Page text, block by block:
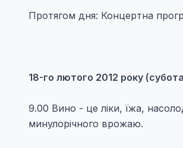
Протягом дня: Концертна
18-го лютого 2012 року
9.00 Вино - це ліки, їжа,
минулорічного врожаю.